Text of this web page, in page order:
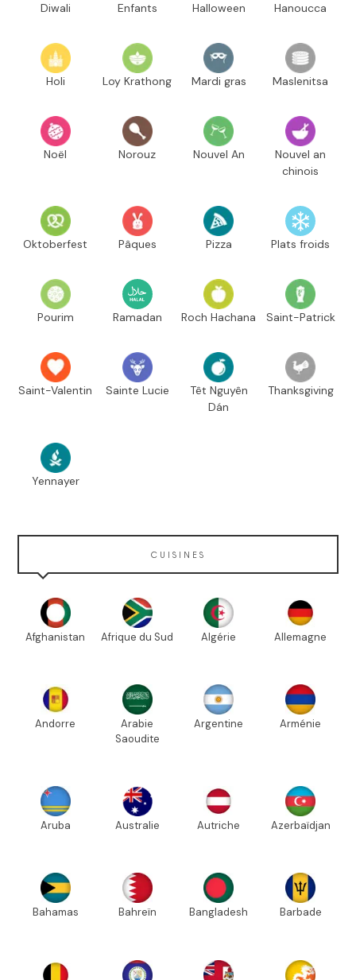
Diwali Enfants Halloween Hanoucca
Holi Loy Krathong Mardi gras Maslenitsa
Noël Norouz Nouvel An
Nouvel an
chinois
Oktoberfest Pâques Pizza Plats froids
Pourim Ramadan Roch Hachana Saint-Patrick
Saint-Valentin Sainte Lucie
Têt Nguyên
Dán
Thanksgiving
Yennayer
CUISINES
Afghanistan Afrique du Sud Algérie Allemagne
Andorre
Arabie
Saoudite
Argentine Arménie
Aruba Australie Autriche Azerbaïdjan
Bahamas Bahreïn Bangladesh Barbade